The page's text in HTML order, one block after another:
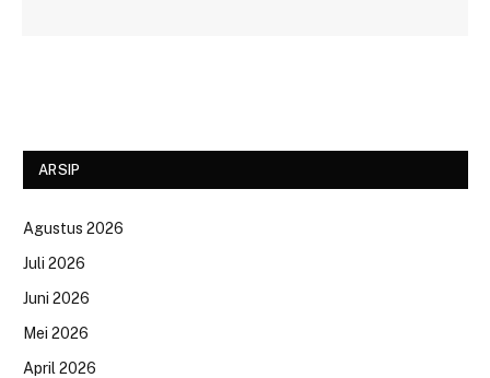
ARSIP
Agustus 2026
Juli 2026
Juni 2026
Mei 2026
April 2026